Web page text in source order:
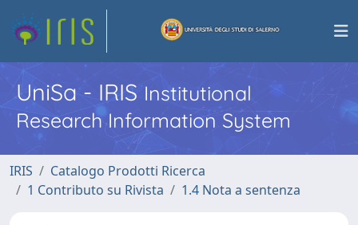
UniSa - IRISInstitutional
Research Information System
IRIS
Catalogo Prodotti Ricerca
1 Contributo su Rivista
1.4 Nota a sentenza